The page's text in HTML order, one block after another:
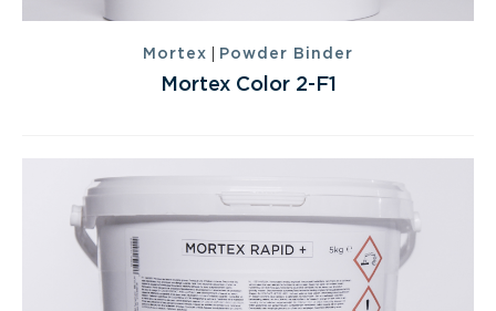
Mortex | Powder Binder
Mortex Color 2-F1